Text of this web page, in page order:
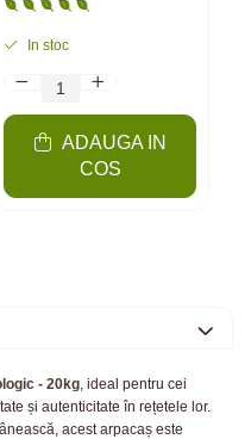
In stoc
ADAUGA IN
COS
- 20kg , ideal pentru cei
și autenticitate în rețetele lor.
acest arpacaș este